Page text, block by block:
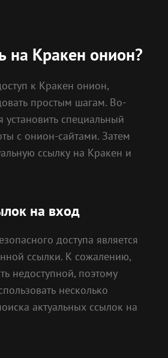
на Кракен онион?
к Кракен онион,
простым шагам. Во-
установить специальный
с онион-сайтами. Затем
ссылку на Кракен и
на вход
доступа является
ссылки. К сожалению,
недоступной, поэтому
несколько
актуальных ссылок на